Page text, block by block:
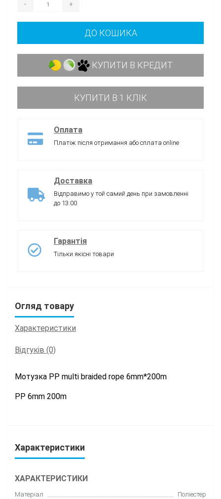
- +
ДО КОШИКА
КУПИТИ В КРЕДИТ
КУПИТИ В 1 КЛІК
Оплата
Платіж після отримання або сплата online
Доставка
Відправимо у той самий день при замовленні
до 13:00
Гарантія
Тільки якісні товари
Огляд товару
Характеристики
Відгуків (0)
Мотузка PP multi braided rope 6mm*200m
PP 6mm 200m
Характеристики
ХАРАКТЕРИСТИКИ
Матеріал Поліестер